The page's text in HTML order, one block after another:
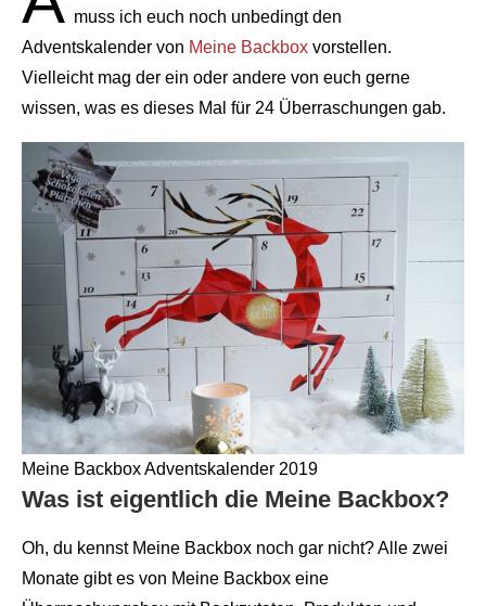
muss ich euch noch unbedingt den
Adventskalender von Meine Backbox vorstellen.
Vielleicht mag der ein oder andere von euch gerne
wissen, was es dieses Mal für 24 Überraschungen gab.
Meine Backbox Adventskalender 2019
Was ist eigentlich die Meine Backbox?
Oh, du kennst Meine Backbox noch gar nicht? Alle zwei
Monate gibt es von Meine Backbox eine